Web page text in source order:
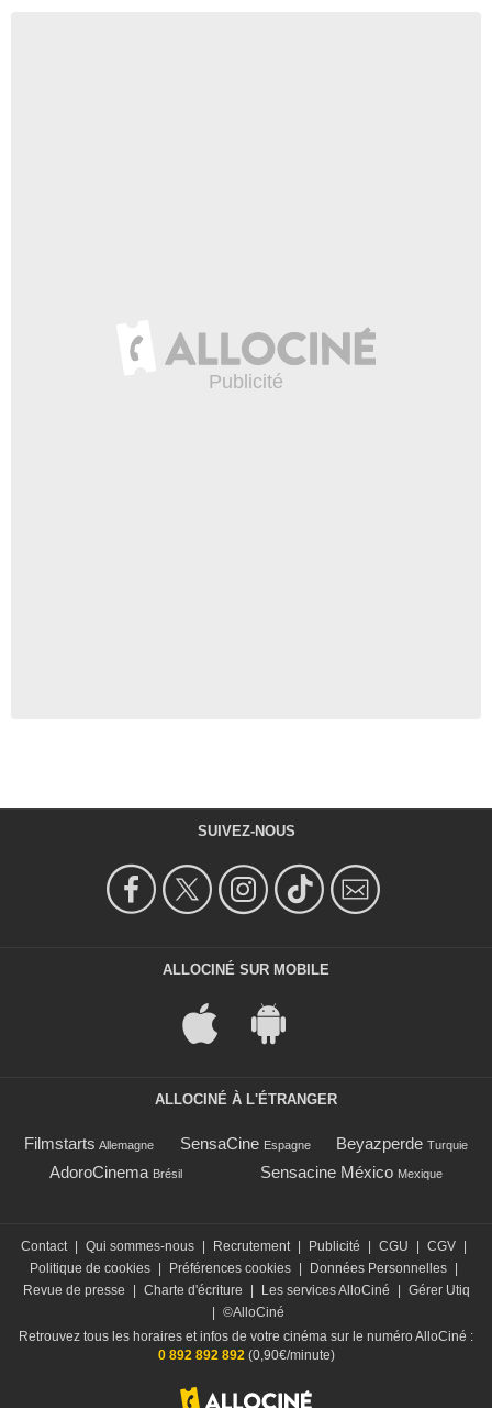
SUIVEZ-NOUS
ALLOCINÉ SUR MOBILE
ALLOCINÉ À L'ÉTRANGER
Filmstarts Allemagne SensaCine Espagne Beyazperde Turquie
AdoroCinema Brésil Sensacine México Mexique
Contact Qui sommes-nous Recrutement Publicité CGU CGV
Politique de cookies
Préférences cookies Données Personnelles
Revue de presse
Charte d'écriture Les services AlloCiné
Gérer Utiq
©AlloCiné
Retrouvez tous les horaires et infos de votre cinéma sur le numéro AlloCiné :
0 892 892 892(0,90€/minute)